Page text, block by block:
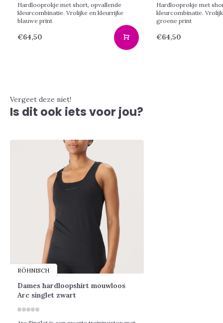
Hardlooprokje met short, opvallende
kleurcombinatie. Vrolijke en kleurrijke
blauwe print
€64,50
Hardlooprokje met
kleurcombinatie.
groene print
€64,50
Vergeet deze niet!
Is dit ook iets voor jou?
RÖHNISCH
Dames hardloopshirt mouwloos
Arc singlet zwart